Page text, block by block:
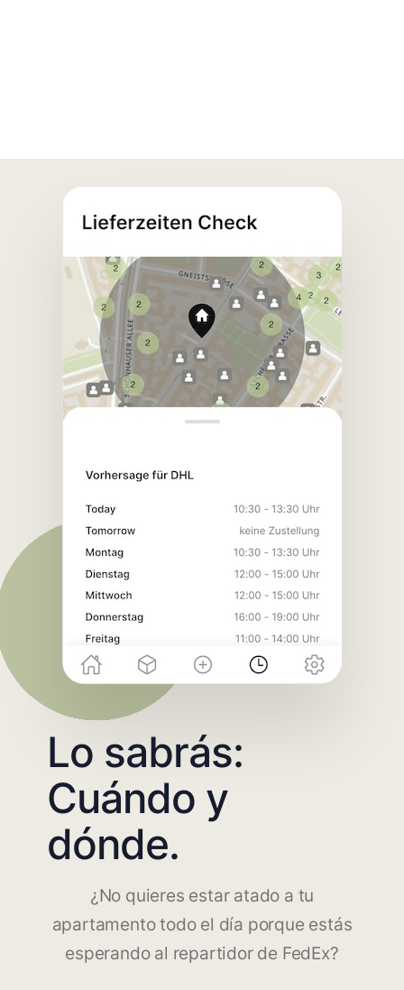
Lo sabrás:
Cuándo y
dónde.
¿No quieres estar atado a tu
apartamento todo el día porque estás
esperando al repartidor de FedEx?